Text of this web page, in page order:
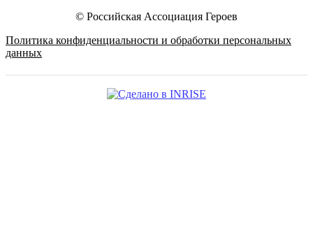
© Российская Ассоциация Героев
Политика конфиденциальности и обработки персональных
данных